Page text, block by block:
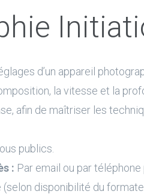
d’un appareil
la vitesse et la
afin de maîtriser les
publics.
: Par email ou par téléphone
disponibilité du